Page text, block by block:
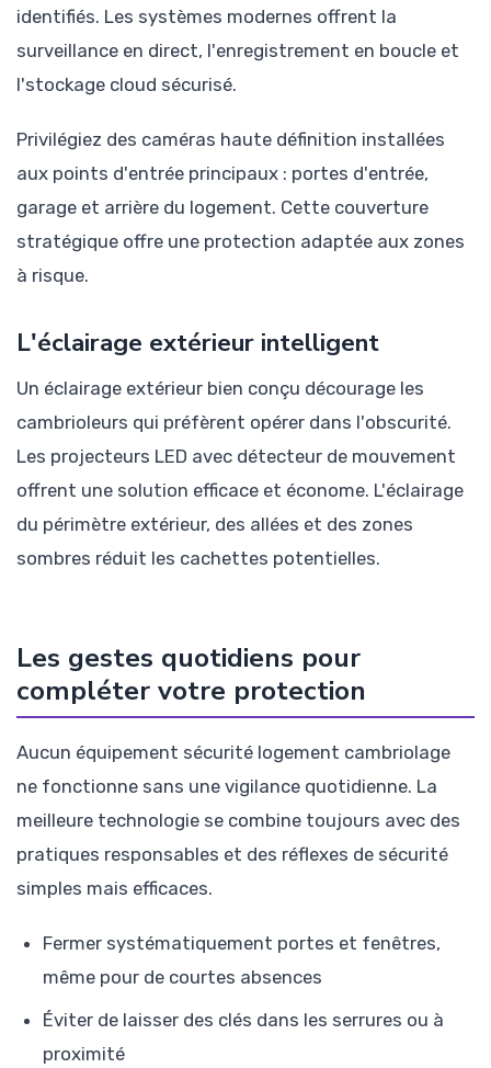
identifiés. Les systèmes modernes offrent la
surveillance en direct, l'enregistrement en boucle et
l'stockage cloud sécurisé.
Privilégiez des caméras haute définition installées
aux points d'entrée principaux : portes d'entrée,
garage et arrière du logement. Cette couverture
stratégique offre une protection adaptée aux zones
à risque.
L'éclairage extérieur intelligent
Un éclairage extérieur bien conçu décourage les
cambrioleurs qui préfèrent opérer dans l'obscurité.
Les projecteurs LED avec détecteur de mouvement
offrent une solution efficace et économe. L'éclairage
du périmètre extérieur, des allées et des zones
sombres réduit les cachettes potentielles.
Les gestes quotidiens pour
compléter votre protection
Aucun équipement sécurité logement cambriolage
ne fonctionne sans une vigilance quotidienne. La
meilleure technologie se combine toujours avec des
pratiques responsables et des réflexes de sécurité
simples mais efficaces.
Fermer systématiquement portes et fenêtres,
même pour de courtes absences
Éviter de laisser des clés dans les serrures ou à
proximité